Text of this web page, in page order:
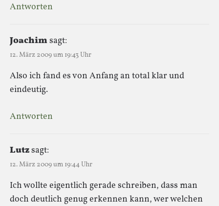
Antworten
Joachimsagt:
12. März 2009 um 19:43 Uhr
Also ich fand es von Anfang an total klar und
eindeutig.
Antworten
Lutzsagt:
12. März 2009 um 19:44 Uhr
Ich wollte eigentlich gerade schreiben, dass man
doch deutlich genug erkennen kann, wer welchen